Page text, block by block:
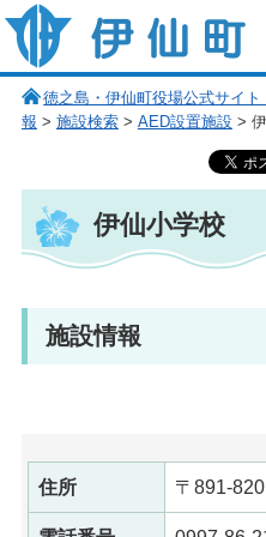
伊仙町 健康・長寿と子宝の町
徳之島・伊仙町役場公式サイ
報 > 施設検索> AED設置施設> 伊
伊仙小学校
施設情報
住所 〒891-